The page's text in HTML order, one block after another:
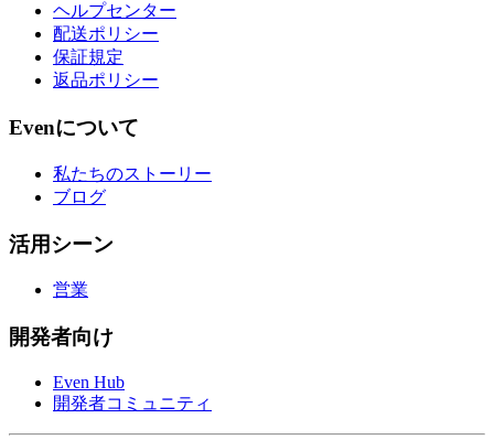
ヘルプセンター
配送ポリシー
保証規定
返品ポリシー
Evenについて
私たちのストーリー
ブログ
活用シーン
営業
開発者向け
Even Hub
開発者コミュニティ